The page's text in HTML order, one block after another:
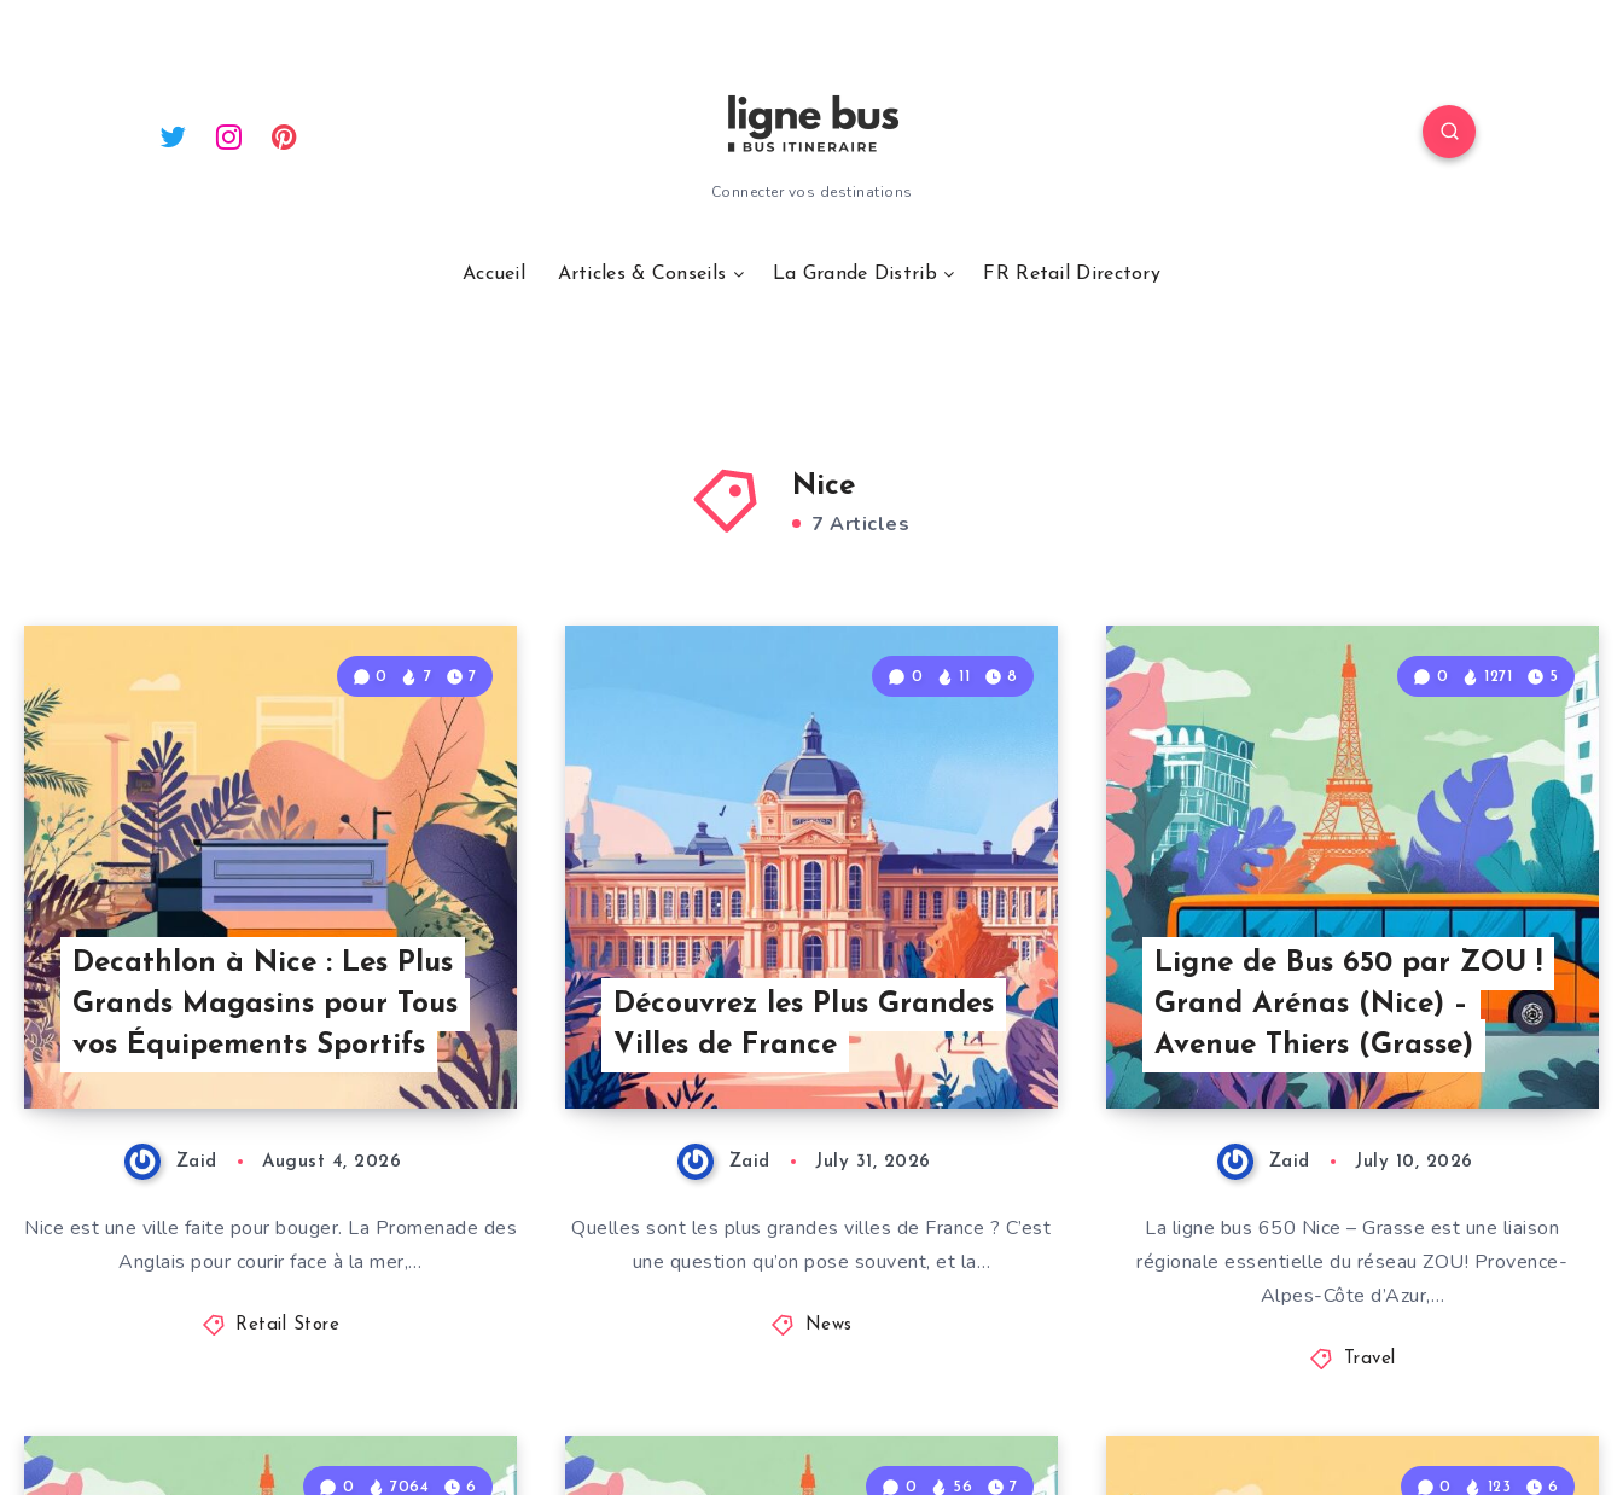
Connecter vos destinations
Accueil Articles & Conseils La Grande Distrib FR Retail Directory
Nice
7 Articles
Decathlon à Nice : Les Plus
Grands Magasins pour Tous
vos Équipements Sportifs
0 7 7
Zaid August 4, 2026
Nice est une ville faite pour bouger. La Promenade des
Anglais pour courir face à la mer,…
Retail Store
Découvrez les Plus Grandes
Villes de France
0 11 8
Zaid July 31, 2026
Quelles sont les plus grandes villes de France ? C’est
une question qu’on pose souvent, et la…
News
Ligne de Bus 650 par ZOU !
Grand Arénas (Nice) –
Avenue Thiers (Grasse)
0 1271 5
Zaid July 10, 2026
La ligne bus 650 Nice – Grasse est une liaison
régionale essentielle du réseau ZOU! Provence-
Alpes-Côte d’Azur,…
Travel
0 7064 6 0 56 7 0 123 6